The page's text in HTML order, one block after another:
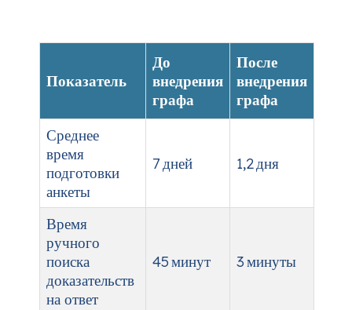
Показатель
До
внедрения
графа
После
внедрения
графа
Среднее
время
подготовки
анкеты
7 дней 1,2 дня
Время
ручного
поиска
доказательств
на ответ
45 минут 3 минуты